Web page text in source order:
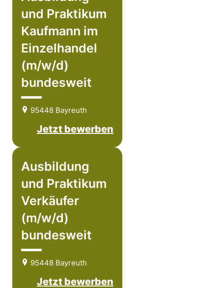
und Praktikum
Kaufmann im
Einzelhandel
(m/w/d)
bundesweit
95448 Bayreuth
Jetzt bewerben
Ausbildung
und Praktikum
Verkäufer
(m/w/d)
bundesweit
95448 Bayreuth
Jetzt bewerben